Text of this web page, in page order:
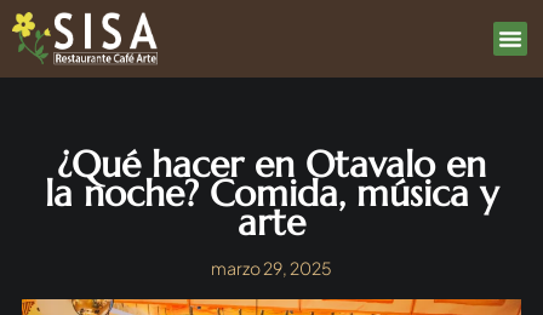
¿Qué hacer en Otavalo en
la noche? Comida, música y
arte
marzo 29, 2025